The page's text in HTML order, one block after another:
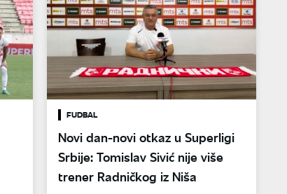
FUDBAL
Novi dan-novi otkaz u Superligi
Srbije: Tomislav Sivić nije više
trener Radničkog iz Niša